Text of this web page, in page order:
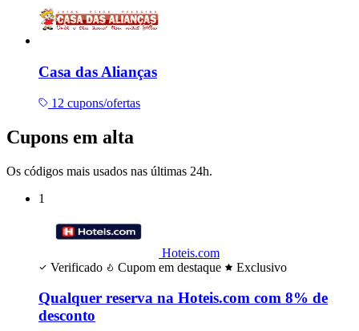
Casa das Alianças
12 cupons/ofertas
Cupons em alta
Os códigos mais usados nas últimas 24h.
1
Hoteis.com
Verificado
Cupom em destaque Exclusivo
Qualquer reserva na Hoteis.com com 8% de
desconto